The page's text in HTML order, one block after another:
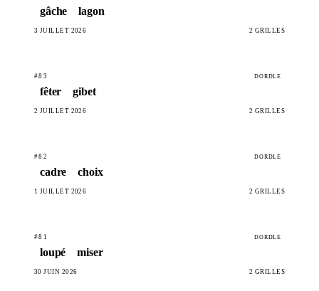
gâche lagon
3 JUILLET 2026 2 GRILLES
#83 DORDLE
fêter gibet
2 JUILLET 2026 2 GRILLES
#82 DORDLE
cadre choix
1 JUILLET 2026 2 GRILLES
#81 DORDLE
loupé miser
30 JUIN 2026 2 GRILLES